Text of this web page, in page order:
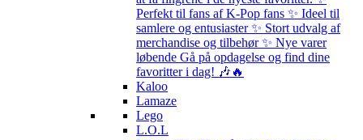
Perfekt til fans af K-Pop fans ✨ Ideel til
samlere og entusiaster ✨ Stort udvalg af
merchandise og tilbehør ✨ Nye varer
løbende Gå på opdagelse og find dine
favoritter i dag! 🎶🔥
Kaloo
Lamaze
Lego
L.O.L